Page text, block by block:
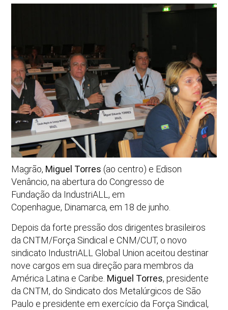
Magrão, Miguel Torres (ao centro) e Edison
Venâncio, na abertura do Congresso de
Fundação da IndustriALL, em
Copenhague, Dinamarca, em 18 de junho.
Depois da forte pressão dos dirigentes brasileiros
da CNTM/Força Sindical e CNM/CUT, o novo
sindicato IndustriALL Global Union aceitou destinar
nove cargos em sua direção para membros da
América Latina e Caribe. Miguel Torres, presidente
da CNTM, do Sindicato dos Metalúrgicos de São
Paulo e presidente em exercício da Força Sindical,